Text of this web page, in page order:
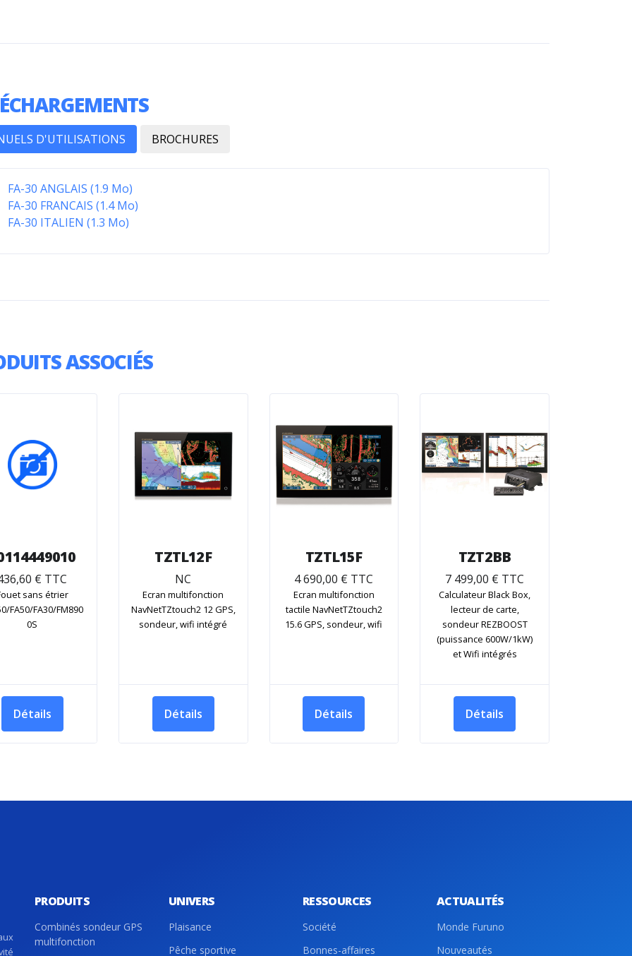
D'UTILISATIONS BROCHURES
FA-30 ANGLAIS (1.9 Mo)
FA-30 FRANCAIS (1.4 Mo)
FA-30 ITALIEN (1.3 Mo)
ASSOCIÉS
€ TTC
sans étrier
FA50/FA30/FM890
0S
Détails
TZTL12F
NC
Ecran multifonction
NavNetTZtouch2 12 GPS,
sondeur, wifi intégré
Détails
TZTL15F
4 690,00 € TTC
Ecran multifonction
tactile NavNetTZtouch2
15.6 GPS, sondeur, wifi
Détails
TZT2BB
7 499,00 € TTC
Calculateur Black Box,
lecteur de carte,
sondeur REZBOOST
(puissance 600W/1kW)
et Wifi intégrés
Détails
PRODUITS
Combinés sondeur GPS
multifonction
UNIVERS
Plaisance
Pêche sportive
RESSOURCES
Société
Bonnes-affaires
ACTUALITÉS
Monde Furuno
Nouveautés